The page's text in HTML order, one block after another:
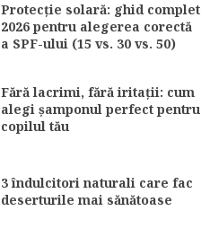
Protecție solară: ghid complet
2026 pentru alegerea corectă
a SPF-ului (15 vs. 30 vs. 50)
Fără lacrimi, fără iritații: cum
alegi șamponul perfect pentru
copilul tău
3 îndulcitori naturali care fac
deserturile mai sănătoase